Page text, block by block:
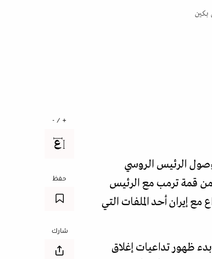
بكين
وصول الرئيس الروسي
من قمة ترمب مع الرئيس
إيران أحد الملفات التي
ظهور تداعيات إغلاق
+ / -
حفظ
شارك